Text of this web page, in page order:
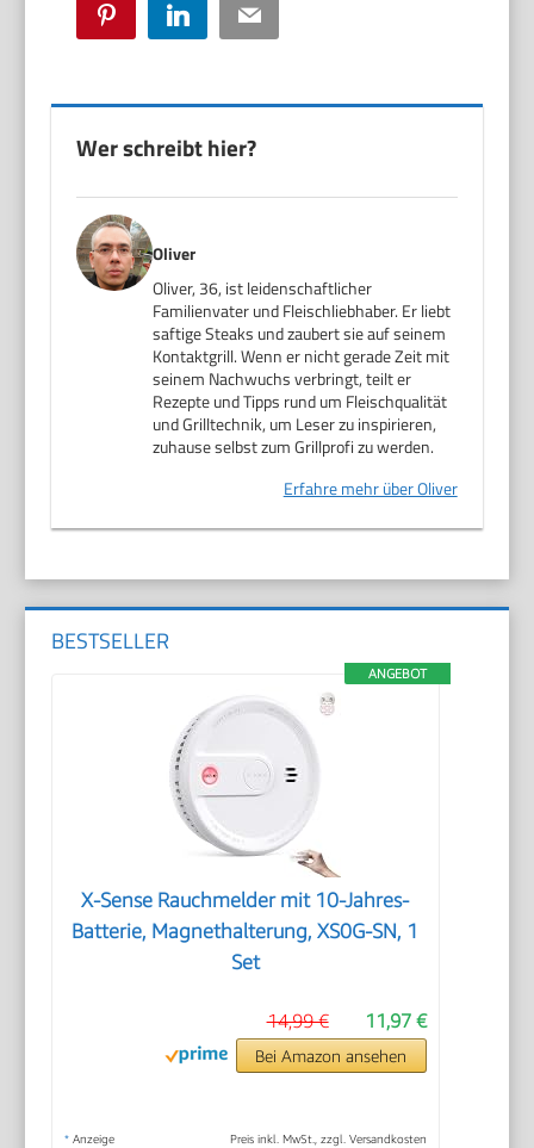
Pinterest LinkedIn Email
Wer schreibt hier?
Oliver
Oliver, 36, ist leidenschaftlicher
Familienvater und Fleischliebhaber. Er liebt
saftige Steaks und zaubert sie auf seinem
Kontaktgrill. Wenn er nicht gerade Zeit mit
seinem Nachwuchs verbringt, teilt er
Rezepte und Tipps rund um Fleischqualität
und Grilltechnik, um Leser zu inspirieren,
zuhause selbst zum Grillprofi zu werden.
Erfahre mehr über Oliver
BESTSELLER
ANGEBOT
X-Sense Rauchmelder mit 10-Jahres-
Batterie, Magnethalterung, XS0G-SN, 1
Set
11,97 €
14,99 €
Bei Amazon ansehen
* Anzeige Preis inkl. MwSt., zzgl. Versandkosten